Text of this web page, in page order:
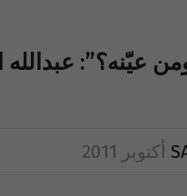
عيّنه؟”: